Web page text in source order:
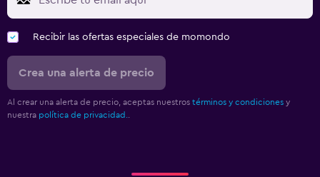
Recibir las ofertas especiales de momondo
Crea una alerta de precio
Al crear una alerta de precio, aceptas nuestros términos y condiciones y
nuestra política de privacidad.